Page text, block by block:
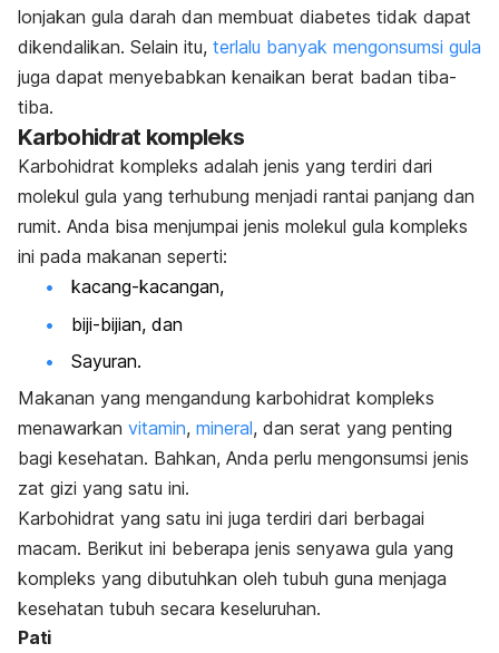
lonjakan gula darah dan membuat diabetes tidak dapat
dikendalikan. Selain itu, terlalu banyak mengonsumsi gula
juga dapat menyebabkan kenaikan berat badan tiba-
tiba.
Karbohidrat kompleks
Karbohidrat kompleks adalah jenis yang terdiri dari
molekul gula yang terhubung menjadi rantai panjang dan
rumit. Anda bisa menjumpai jenis molekul gula kompleks
ini pada makanan seperti:
kacang-kacangan,
biji-bijian, dan
Sayuran.
Makanan yang mengandung karbohidrat kompleks
menawarkan vitamin, mineral, dan serat yang penting
bagi kesehatan. Bahkan, Anda perlu mengonsumsi jenis
zat gizi yang satu ini.
Karbohidrat yang satu ini juga terdiri dari berbagai
macam. Berikut ini beberapa jenis senyawa gula yang
kompleks yang dibutuhkan oleh tubuh guna menjaga
kesehatan tubuh secara keseluruhan.
Pati